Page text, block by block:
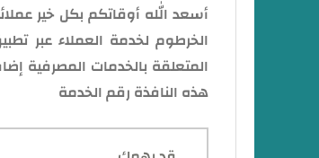
أسعد الله أوقاتكم بكل خير
الخرطوم لخدمة العملاء عبر
المتعلقة بالخدمات المصرفية
هذه النافذة رقم الخدمة